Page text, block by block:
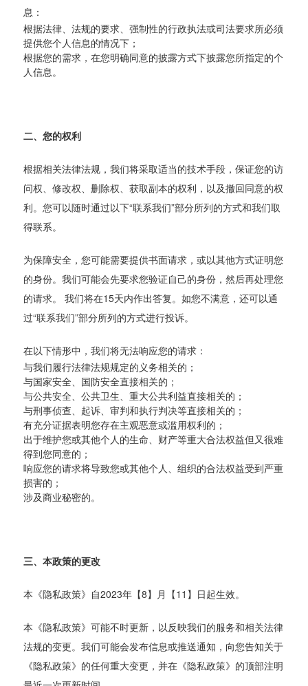
息：
根据法律、法规的要求、强制性的行政执法或司法要求所必须
提供您个人信息的情况下；
根据您的需求，在您明确同意的披露方式下披露您所指定的个
人信息。
二、您的权利
根据相关法律法规，我们将采取适当的技术手段，保证您的访
问权、修改权、删除权、获取副本的权利，以及撤回同意的权
利。您可以随时通过以下“联系我们”部分所列的方式和我们取
得联系。
为保障安全，您可能需要提供书面请求，或以其他方式证明您
的身份。我们可能会先要求您验证自己的身份，然后再处理您
的请求。 我们将在15天内作出答复。如您不满意，还可以通
过“联系我们”部分所列的方式进行投诉。
在以下情形中，我们将无法响应您的请求：
与我们履行法律法规规定的义务相关的；
与国家安全、国防安全直接相关的；
与公共安全、公共卫生、重大公共利益直接相关的；
与刑事侦查、起诉、审判和执行判决等直接相关的；
有充分证据表明您存在主观恶意或滥用权利的；
出于维护您或其他个人的生命、财产等重大合法权益但又很难
得到您同意的；
响应您的请求将导致您或其他个人、组织的合法权益受到严重
损害的；
涉及商业秘密的。
三、本政策的更改
本《隐私政策》自2023年【8】月【11】日起生效。
本《隐私政策》可能不时更新，以反映我们的服务和相关法律
法规的变更。我们可能会发布信息或推送通知，向您告知关于
《隐私政策》的任何重大变更，并在《隐私政策》的顶部注明